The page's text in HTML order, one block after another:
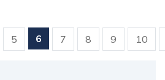
5 6 7 8 9 10